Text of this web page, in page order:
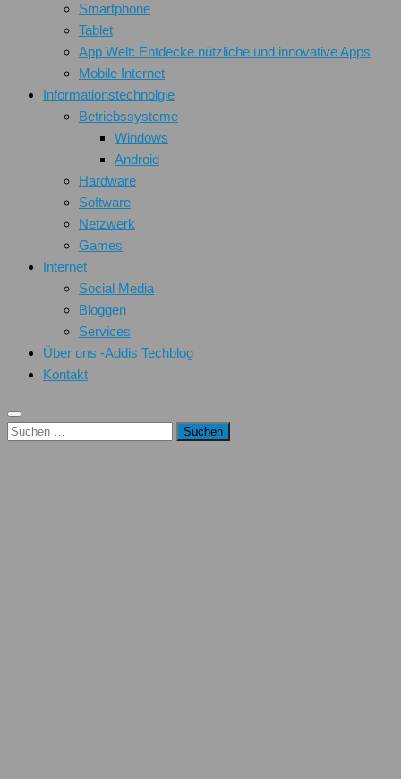
Smartphone
Tablet
App Welt: Entdecke nützliche und innovative Apps
Mobile Internet
Informationstechnolgie
Betriebssysteme
Windows
Android
Hardware
Software
Netzwerk
Games
Internet
Social Media
Bloggen
Services
Über uns -Addis Techblog
Kontakt
Suchen